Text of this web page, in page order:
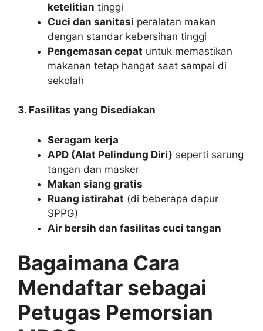
ketelitian tinggi
Cuci dan sanitasi peralatan makan
dengan standar kebersihan tinggi
Pengemasan cepat untuk memastikan
makanan tetap hangat saat sampai di
sekolah
3. Fasilitas yang Disediakan
Seragam kerja
APD (Alat Pelindung Diri) seperti sarung
tangan dan masker
Makan siang gratis
Ruang istirahat (di beberapa dapur
SPPG)
Air bersih dan fasilitas cuci tangan
Bagaimana Cara
Mendaftar sebagai
Petugas Pemorsian